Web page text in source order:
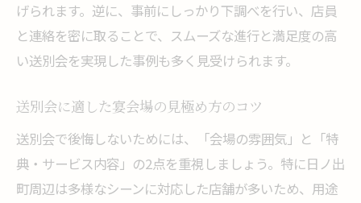
げられます。逆に、事前にしっかり下調べを行い、店員
と連絡を密に取ることで、スムーズな進行と満足度の高
い送別会を実現した事例も多く見受けられます。
送別会に適した宴会場の見極め方のコツ
送別会で後悔しないためには、「会場の雰囲気」と「特
典・サービス内容」の2点を重視しましょう。特に日ノ出
町周辺は多様なシーンに対応した店舗が多いため、用途